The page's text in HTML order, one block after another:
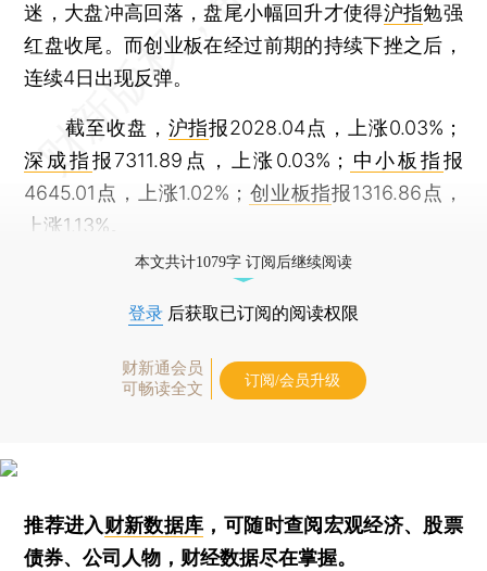
迷，大盘冲高回落，盘尾小幅回升才使得沪指勉强
红盘收尾。而创业板在经过前期的持续下挫之后，
连续4日出现反弹。
截至收盘， 沪指报2028.04点，上涨0.03%；
深成指报7311.89点，上涨0.03%； 中小板指报
4645.01点，上涨1.02%； 创业板指报1316.86点，
上涨1.13%。
本文共计1079字 订阅后继续阅读
登录 后获取已订阅的阅读权限
财新通会员
可畅读全文
订阅/会员升级
推荐进入财新数据库 ，可随时查阅宏观经济、股票
债券、公司人物，财经数据尽在掌握。